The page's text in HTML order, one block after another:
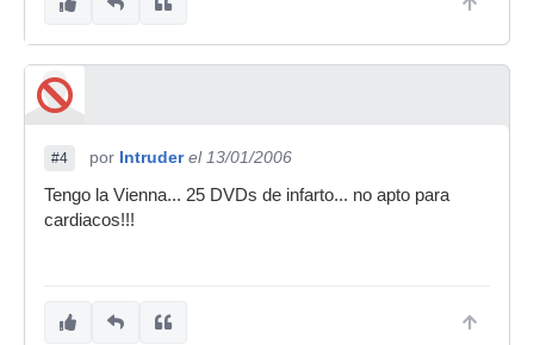
#4 por Intruder el 13/01/2006
Tengo la Vienna... 25 DVDs de infarto... no apto para
cardiacos!!!